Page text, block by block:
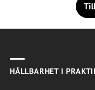
HÅLLBARHET I